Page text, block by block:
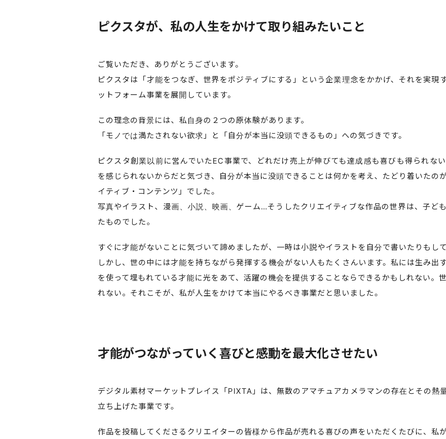
ピクスタが、 私の人生をかけて取り組みたいこと
ご覧いただき、ありがとうございます。
ピクスタは「才能をつなぎ、世界をポジティブにする」という企業理念をかかげ、それを実現
ットフォーム事業を展開しています。
この理念の背景には、私自身の２つの原体験があります。
「モノでは満たされない欲求」と「自分が本当に没頭できるもの」への気づきです。
ピクスタ創業以前に営んでいたEC事業で、どれだけ売上が伸びても達成感も喜びも得られな
を感じられないからだと気づき、自分が本当に没頭できることは何かを考え、たどり着いたの
イティブ・コンテンツ」でした。
写真やイラスト、漫画、小説、映画、ゲーム…そうしたクリエイティブな作品の世界は、子ど
たものでした。
すぐに才能がないことに気づいて諦めましたが、一時は小説やイラストを自分で書いたりもして
しかし、世の中には才能を持ちながら発揮する機会がない人もたくさんいます。私には生み出
を使って埋もれている才能に光をあて、活躍の機会を提供することならできるかもしれない。
れない。それこそが、私が人生をかけて本当にやるべき事業だと思いました。
才能がつながっていく 喜びと感動を最大化させたい
デジタル素材マーケットプレイス「PIXTA」は、無数のアマチュアカメラマンの存在とその熱
立ち上げた事業です。
作品を投稿してくださるクリエイターの皆様から作品が売れる喜びの声をいただくたびに、私